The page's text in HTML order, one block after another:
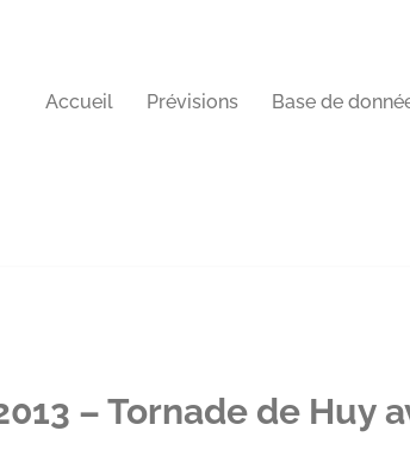
Accueil Prévisions Base de
– Tornade de Huy